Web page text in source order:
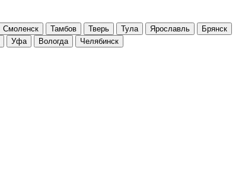
Смоленск Тамбов Тверь Тула Ярославль
Брянск
Уфа Вологда Челябинск